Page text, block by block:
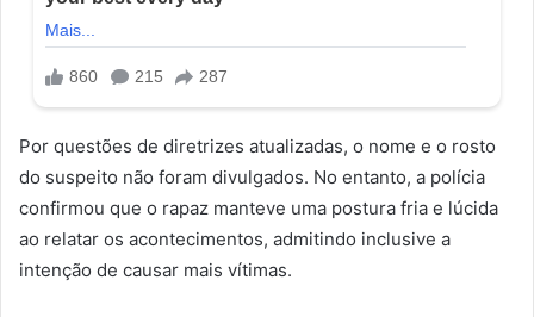
Por questões de diretrizes atualizadas, o nome e o rosto
do suspeito não foram divulgados. No entanto, a polícia
confirmou que o rapaz manteve uma postura fria e lúcida
ao relatar os acontecimentos, admitindo inclusive a
intenção de causar mais vítimas.